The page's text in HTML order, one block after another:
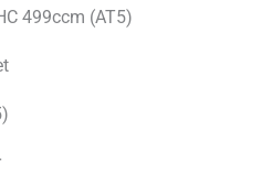
499ccm (AT5)